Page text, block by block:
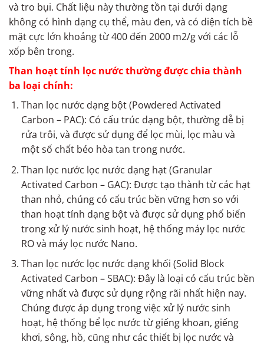
và tro bụi. Chất liệu này thường tồn tại dưới dạng
không có hình dạng cụ thể, màu đen, và có diện tích bề
mặt cực lớn khoảng từ 400 đến 2000 m2/g với các lỗ
xốp bên trong.
Than hoạt tính lọc nước thường được chia thành
ba loại chính:
Than lọc nước dạng bột (Powdered Activated
Carbon – PAC): Có cấu trúc dạng bột, thường dễ bị
rửa trôi, và được sử dụng để lọc mùi, lọc màu và
một số chất béo hòa tan trong nước.
Than lọc nước lọc nước dạng hạt (Granular
Activated Carbon – GAC): Được tạo thành từ các hạt
than nhỏ, chúng có cấu trúc bền vững hơn so với
than hoạt tính dạng bột và được sử dụng phổ biến
trong xử lý nước sinh hoạt, hệ thống máy lọc nước
RO và máy lọc nước Nano.
Than lọc nước lọc nước dạng khối (Solid Block
Activated Carbon – SBAC): Đây là loại có cấu trúc bền
vững nhất và được sử dụng rộng rãi nhất hiện nay.
Chúng được áp dụng trong việc xử lý nước sinh
hoạt, hệ thống bể lọc nước từ giếng khoan, giếng
khơi, sông, hồ, cũng như các thiết bị lọc nước và